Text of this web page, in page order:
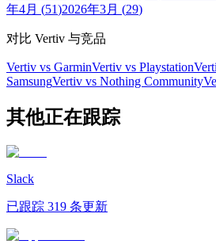
年4月 (51)2026年3月 (29)
对比 Vertiv 与竞品
Vertiv vs GarminVertiv vs Playstation
SamsungVertiv vs Nothing Community
其他正在跟踪
Slack
已跟踪 319 条更新